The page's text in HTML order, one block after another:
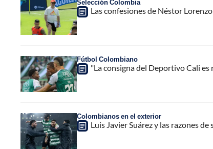
Selección Colombia
Las confesiones de Néstor
Fútbol Colombiano
"La consigna del Deportivo Cali
Colombianos en el exterior
Luis Javier Suárez y las razones